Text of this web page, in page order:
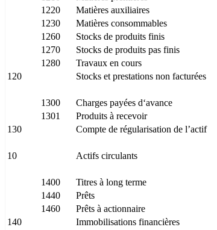
1220
Matières auxiliaires
1230
Matières consommables
1260
Stocks de produits finis
1270
Stocks de produits pas finis
1280
Travaux en cours
120
Stocks et prestations non facturées
1300 Charges payées d‘avance
1301
Produits à recevoir
130
Compte de régularisation de l’actif
10 Actifs circulants
1400 Titres à long terme
1440
Prêts
1460
Prêts à actionnaire
140
Immobilisations financières